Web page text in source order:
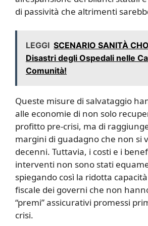
di passività che altrimenti
LEGGI SCENARIO SANITÀ
Disastri degli Ospedali nelle
Comunità!
Queste misure di salvataggio
alle economie di non solo
profitto pre-crisi, ma di
margini di guadagno che non si
decenni. Tuttavia, i costi e i
interventi non sono stati
spiegando così la ridotta
fiscale dei governi che non
“premi” assicurativi promessi
crisi.